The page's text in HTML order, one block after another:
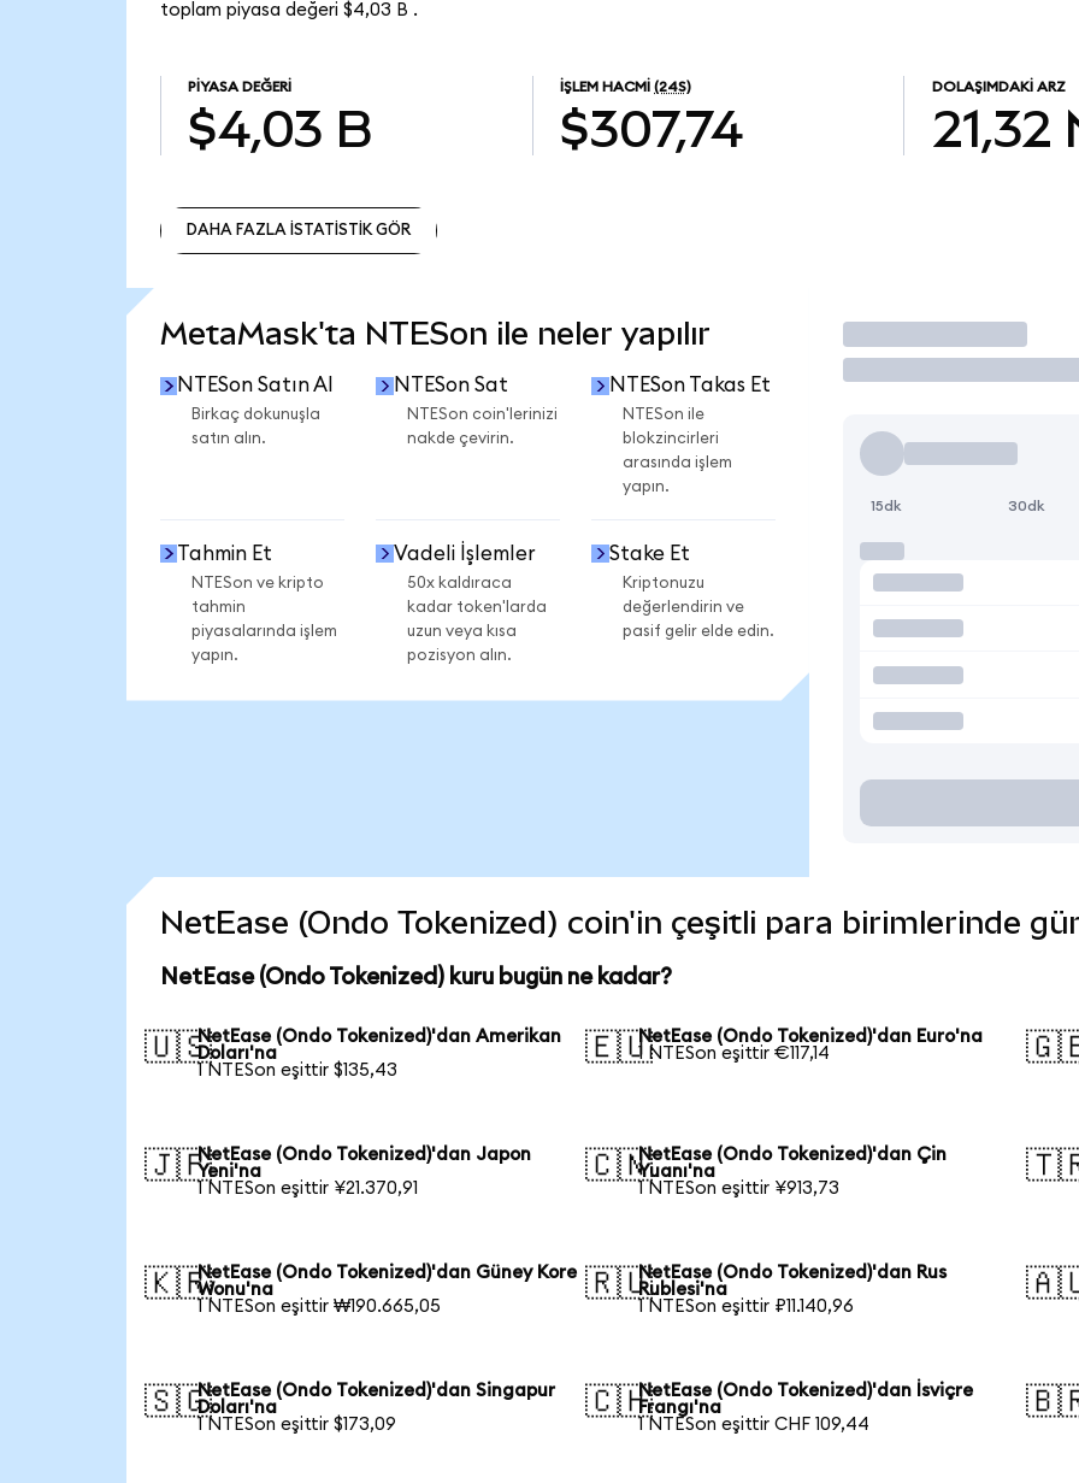
toplam piyasa değeri $4,03 B .
PIYASA DEĞERI
$4,03 B
İŞLEM HACMI (24S)
$307,74
DOLAŞIMDAKI ARZ
21,32
DAHA FAZLA İSTATİSTİK GÖR
MetaMask'ta NTESon ile neler yapılır
NTESon Satın Al
Birkaç dokunuşla
satın alın.
NTESon Sat
NTESon coin'lerinizi
nakde çevirin.
NTESon Takas Et
NTESon ile
blokzincirleri
arasında işlem
yapın.
Tahmin Et
NTESon ve kripto
tahmin
piyasalarında işlem
yapın.
Vadeli İşlemler
50x kaldıraca
kadar token'larda
uzun veya kısa
pozisyon alın.
Stake Et
Kriptonuzu
değerlendirin ve
pasif gelir elde edin.
İşlem Yap
15dk 30dk
NetEase (Ondo Tokenized) coin'in çeşitli para birimlerinde
NetEase (Ondo Tokenized) kuru bugün ne kadar?
🇺🇸NetEase (Ondo Tokenized)'dan Amerikan
Doları'na
1 NTESon eşittir $135,43
🇪🇺NetEase (Ondo Tokenized)'dan Euro'na
1 NTESon eşittir €117,14
🇯🇵NetEase (Ondo Tokenized)'dan Japon
Yeni'na
1 NTESon eşittir ¥21.370,91
🇨🇳NetEase (Ondo Tokenized)'dan Çin
Yuanı'na
1 NTESon eşittir ¥913,73
🇰🇷NetEase (Ondo Tokenized)'dan Güney Kore
Wonu'na
1 NTESon eşittir ₩190.665,05
🇷🇺NetEase (Ondo Tokenized)'dan Rus
Rublesi'na
1 NTESon eşittir ₽11.140,96
🇸🇬NetEase (Ondo Tokenized)'dan Singapur
Doları'na
1 NTESon eşittir $173,09
🇨🇭NetEase (Ondo Tokenized)'dan İsviçre
Frangı'na
1 NTESon eşittir CHF 109,44